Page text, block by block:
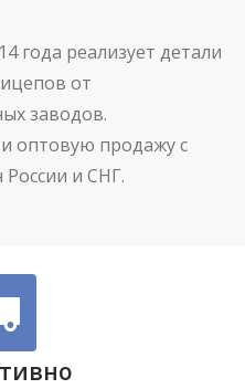
года реализует детали
от
заводов.
оптовую продажу с
и СНГ.